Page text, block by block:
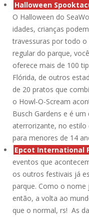
Halloween
O Halloween do
idades, crianças
travessuras por todo o
regular do parque,
oferece mais de 100
Flórida, de outros
de 20 pratos que
o Howl-O-Scream
Busch Gardens e é
aterrorizante, no estilo
para menores de 14
Epcot International
eventos que
os outros festivais já
parque. Como o
então, a volta ao
que o normal, rs! As